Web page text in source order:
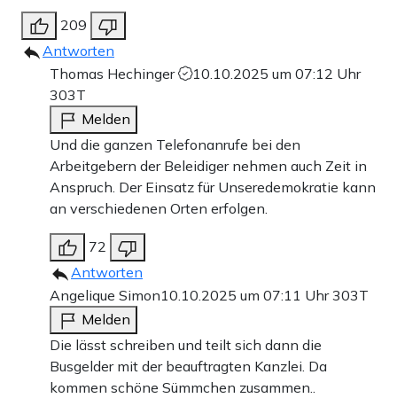
209
Antworten
Thomas Hechinger
10.10.2025 um 07:12 Uhr
303T
Melden
Und die ganzen Telefonanrufe bei den
Arbeitgebern der Beleidiger nehmen auch Zeit in
Anspruch. Der Einsatz für Unseredemokratie kann
an verschiedenen Orten erfolgen.
72
Antworten
Angelique Simon10.10.2025 um 07:11 Uhr303T
Melden
Die lässt schreiben und teilt sich dann die
Busgelder mit der beauftragten Kanzlei. Da
kommen schöne Sümmchen zusammen..